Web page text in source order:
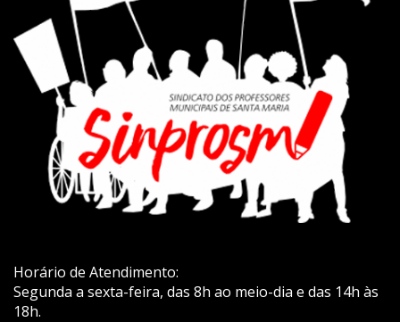
Horário de Atendimento:
Segunda a sexta-feira, das 8h ao meio-dia e das 14h às
18h.